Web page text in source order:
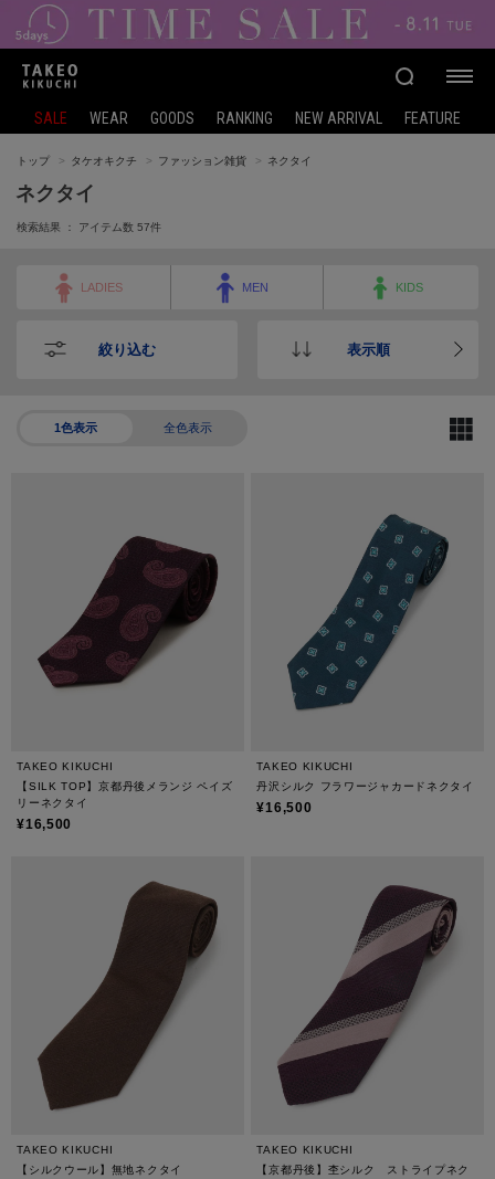
SALE WEAR GOODS RANKING NEW ARRIVAL FEATURE
トップ タケオキクチ ファッション雑貨 ネクタイ
ネクタイ
検索結果 ： アイテム数 57件
LADIES MEN KIDS
絞り込む 表示順
1色表示 全色表示
TAKEO KIKUCHI
【SILK TOP】京都丹後メランジ ペイズ
リーネクタイ
¥16,500
TAKEO KIKUCHI
丹沢シルク フラワージャカードネクタイ
¥16,500
TAKEO KIKUCHI
【シルクウール】無地ネクタイ
TAKEO KIKUCHI
【京都丹後】杢シルク ストライプネク